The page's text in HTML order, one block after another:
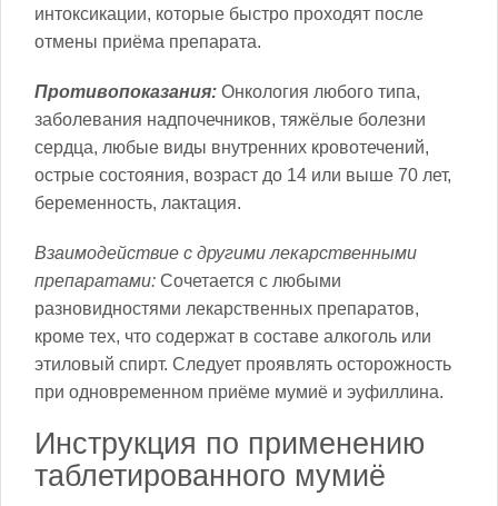
интоксикации, которые быстро проходят после
отмены приёма препарата.
Противопоказания: Онкология любого типа,
заболевания надпочечников, тяжёлые болезни
сердца, любые виды внутренних кровотечений,
острые состояния, возраст до 14 или выше 70 лет,
беременность, лактация.
Взаимодействие с другими лекарственными
препаратами: Сочетается с любыми
разновидностями лекарственных препаратов,
кроме тех, что содержат в составе алкоголь или
этиловый спирт. Следует проявлять осторожность
при одновременном приёме мумиё и эуфиллина.
Инструкция по применению
таблетированного мумиё